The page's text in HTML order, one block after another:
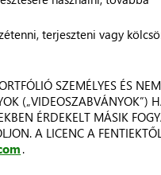
terjeszteni vagy
SZEMÉLYES ÉS
ÉRDEKELT MÁSIK
A LICENC A
.